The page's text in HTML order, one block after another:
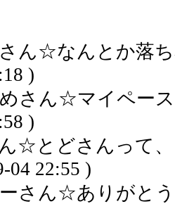
ん☆なんとか落
)
さん☆マイペー
)
☆とどさんって
04 22:55 )
さん☆ありがと